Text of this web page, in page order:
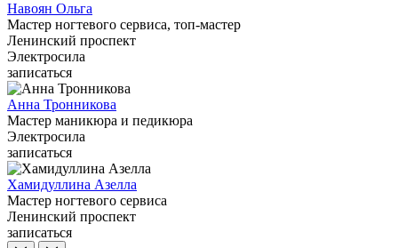
Навоян Ольга
Мастер ногтевого сервиса, топ-мастер
Ленинский проспект
Электросила
записаться
Анна Тронникова
Мастер маникюра и педикюра
Электросила
записаться
Хамидуллина Азелла
Мастер ногтевого сервиса
Ленинский проспект
записаться